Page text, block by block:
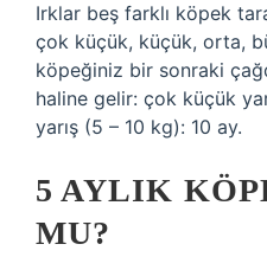
Irklar beş farklı köpek
çok küçük, küçük, orta,
köpeğiniz bir sonraki
haline gelir: çok küçük
yarış (5 – 10 kg): 10 ay.
5 AYLIK
MU?